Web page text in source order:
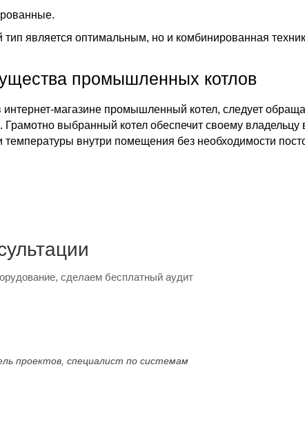
тип является оптимальным, но и комбинированная
промышленных котлов
магазине промышленный котел, следует
Грамотно выбранный котел обеспечит своему
температуры внутри помещения без необходимости
сделаем бесплатный аудит
проектов, специалист по системам